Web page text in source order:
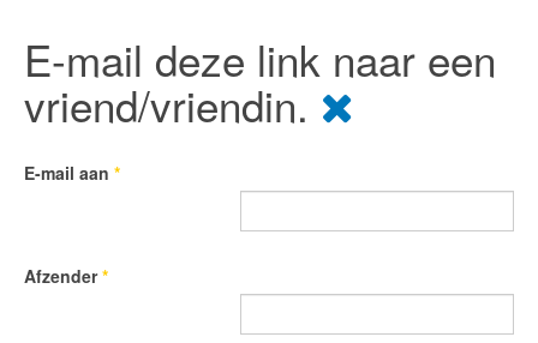
E-mail deze link naar een
vriend/vriendin.
E-mail aan *
Afzender*